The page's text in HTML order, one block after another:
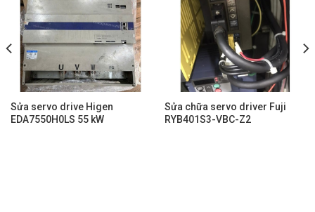
Sửa servo drive Higen
EDA7550H0LS 55 kW
Sửa chữa servo driver Fuji
RYB401S3-VBC-Z2